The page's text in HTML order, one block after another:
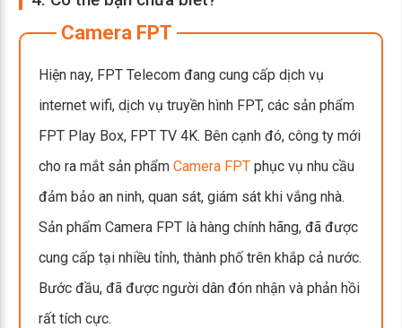
Camera FPT
Hiện nay, FPT Telecom đang cung cấp dịch vụ
internet wifi, dịch vụ truyền hình FPT, các sản phẩm
FPT Play Box, FPT TV 4K. Bên cạnh đó, công ty mới
cho ra mắt sản phẩm Camera FPT phục vụ nhu cầu
đảm bảo an ninh, quan sát, giám sát khi vắng nhà.
Sản phẩm Camera FPT là hàng chính hãng, đã được
cung cấp tại nhiều tỉnh, thành phố trên khắp cả nước.
Bước đầu, đã được người dân đón nhận và phản hồi
rất tích cực.